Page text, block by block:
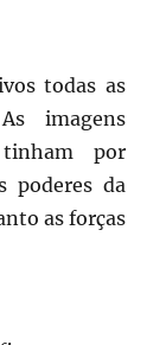
todas as
imagens
por
poderes da
as forças